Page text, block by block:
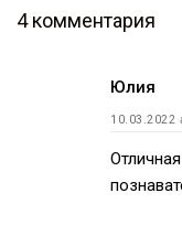
Навигация
4 комментария
Юлия
10.03.2022